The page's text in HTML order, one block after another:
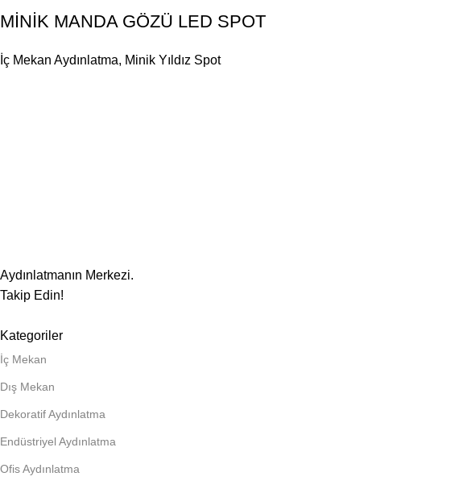
MİNİK MANDA GÖZÜ LED SPOT
İç Mekan Aydınlatma, Minik Yıldız Spot
Aydınlatmanın Merkezi.
Takip Edin!
Kategoriler
İç Mekan
Dış Mekan
Dekoratif Aydınlatma
Endüstriyel Aydınlatma
Ofis Aydınlatma